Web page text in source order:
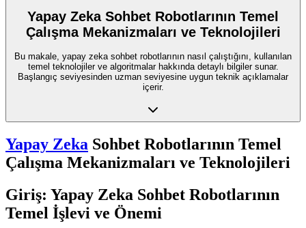
Yapay Zeka Sohbet Robotlarının Temel
Çalışma Mekanizmaları ve Teknolojileri
Bu makale, yapay zeka sohbet robotlarının nasıl çalıştığını, kullanılan
temel teknolojiler ve algoritmalar hakkında detaylı bilgiler sunar.
Başlangıç seviyesinden uzman seviyesine uygun teknik açıklamalar
içerir.
Yapay Zeka Sohbet Robotlarının Temel
Çalışma Mekanizmaları ve Teknolojileri
Giriş: Yapay Zeka Sohbet Robotlarının
Temel İşlevi ve Önemi